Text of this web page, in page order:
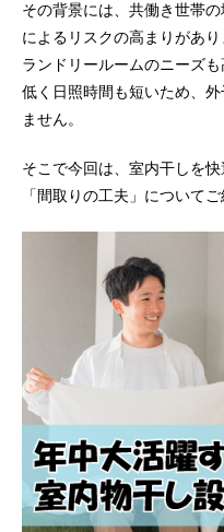
その背景には、共働き世帯
によるリスクの高まりがあ
ランドリールームのニーズ
低く日照時間も短いため、
ません。
そこで今回は、室内干しを
「間取りの工夫」について